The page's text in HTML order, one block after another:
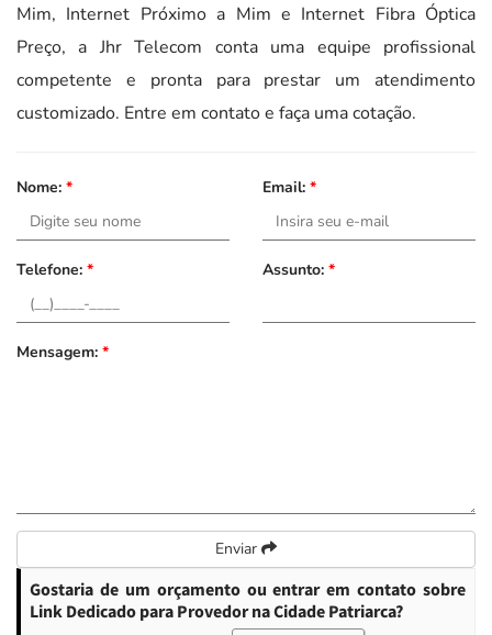
Mim, Internet Próximo a Mim e Internet Fibra Óptica
Preço, a Jhr Telecom conta uma equipe profissional
competente e pronta para prestar um atendimento
customizado. Entre em contato e faça uma cotação.
Nome: * Email: *
Telefone: * Assunto: *
Mensagem: *
Enviar
Gostaria de um orçamento ou entrar em contato sobre
Link Dedicado para Provedor na Cidade Patriarca?